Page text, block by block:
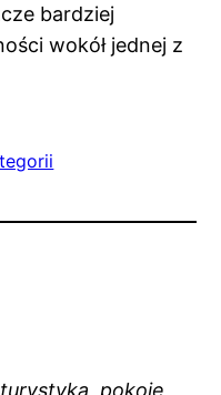
bardziej
wokół jednej z
pokoje